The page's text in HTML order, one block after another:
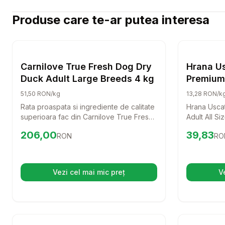
Produse care te-ar putea interesa
Hrana Uscata Caini
Carnilove True Fresh Dog Dry
Duck Adult Large Breeds 4 kg
51,50 RON/kg
Rata proaspata si ingrediente de calitate
superioara fac din Carnilove True Fresh
pentru cainii adulti de talie mare. Aceasta
prietenului tau patruped.
Preț: 206.00 RON
206,00RON
Vezi cel mai mic preț(se deschide într-o filă nouă)
Hrana
cu Pui si
13,28 RON/
Hrana
Adult All
cainilor tai
mentine
Preț:
39,83